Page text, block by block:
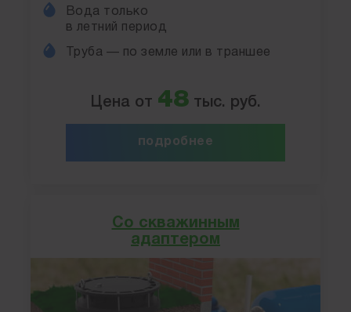
Вода только
в летний период
Труба — по земле или в траншее
Цена от 48тыс. руб.
подробнее
Со скважинным
адаптером